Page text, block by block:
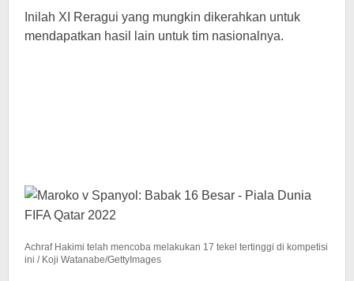
Inilah XI Reragui yang mungkin dikerahkan untuk
mendapatkan hasil lain untuk tim nasionalnya.
Achraf Hakimi telah mencoba melakukan 17 tekel tertinggi di kompetisi
ini / Koji Watanabe/GettyImages